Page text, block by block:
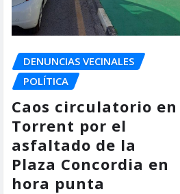
DENUNCIAS VECINALES
POLÍTICA
Caos circulatorio en
Torrent por el
asfaltado de la
Plaza Concordia en
hora punta